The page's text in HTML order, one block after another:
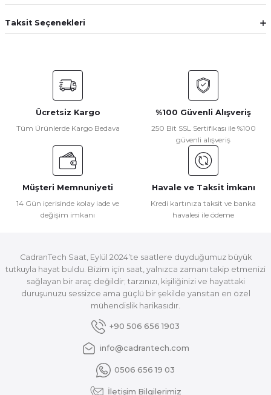
Taksit Seçenekleri
Ücretsiz Kargo
Tüm Ürünlerde Kargo Bedava
%100 Güvenli Alışveriş
250 Bit SSL Sertifikası ile %100
güvenli alışveriş
Müşteri Memnuniyeti
14 Gün içerisinde kolay iade ve
değişim imkanı
Havale ve Taksit İmkanı
Kredi kartınıza taksit ve banka
havalesi ile ödeme
CadranTech Saat, Eylül 2024’te saatlere duyduğumuz büyük
tutkuyla hayat buldu. Bizim için saat, yalnızca zamanı takip etmenizi
sağlayan bir araç değildir; tarzınızı, kişiliğinizi ve hayattaki
duruşunuzu sessizce ama güçlü bir şekilde yansıtan en özel
mühendislik harikasıdır.
+90 506 656 1903
info@cadrantech.com
0506 656 19 03
İletişim Bilgilerimiz